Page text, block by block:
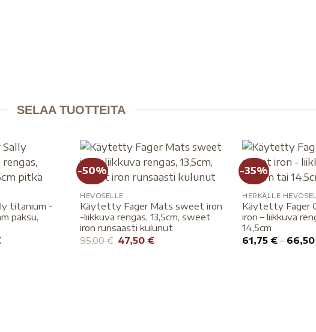
SELAA TUOTTEITA
titanium -
paksu,
-50%
HEVOSELLE
Käytetty Fager Mats sweet iron
-liikkuva rengas, 13,5cm, sweet
iron runsaasti kulunut
95,00€ 47,50 €
-35%
HERKÄLLE
Käytetty Fager
iron – liikkuva
14,5cm
61,75 € – 66,50